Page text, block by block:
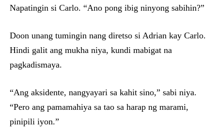
Napatingin si Carlo. “Ano pong ibig ninyong sabihin?”
Doon unang tumingin nang diretso si Adrian kay Carlo.
Hindi galit ang mukha niya, kundi mabigat na
pagkadismaya.
“Ang aksidente, nangyayari sa kahit sino,” sabi niya.
“Pero ang pamamahiya sa tao sa harap ng marami,
pinipili iyon.”